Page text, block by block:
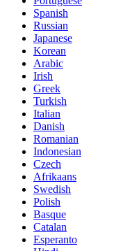
Spanish
Russian
Japanese
Korean
Arabic
Irish
Greek
Turkish
Italian
Danish
Romanian
Indonesian
Czech
Afrikaans
Swedish
Polish
Basque
Catalan
Esperanto